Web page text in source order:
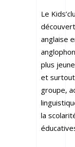
Le
anglaise
plus
et
groupe,
la